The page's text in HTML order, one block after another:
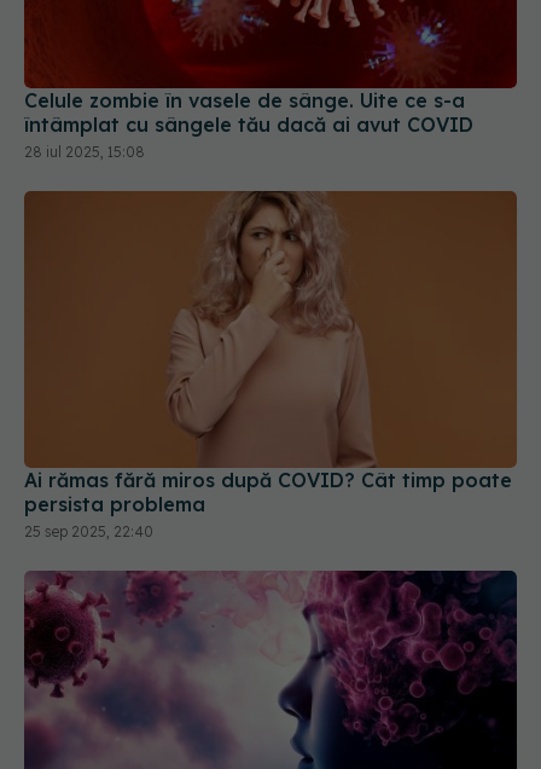
Celule zombie în vasele de sânge. Uite ce s-a
întâmplat cu sângele tău dacă ai avut COVID
Ai rămas fără miros după COVID? Cât timp poate
persista problema